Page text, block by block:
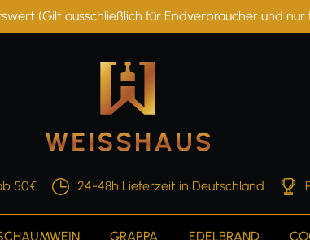
(Gilt ausschließlich für Endverbraucher und
50€ 24-48h Lieferzeit in Deutschland
GRAPPA EDELBRAND